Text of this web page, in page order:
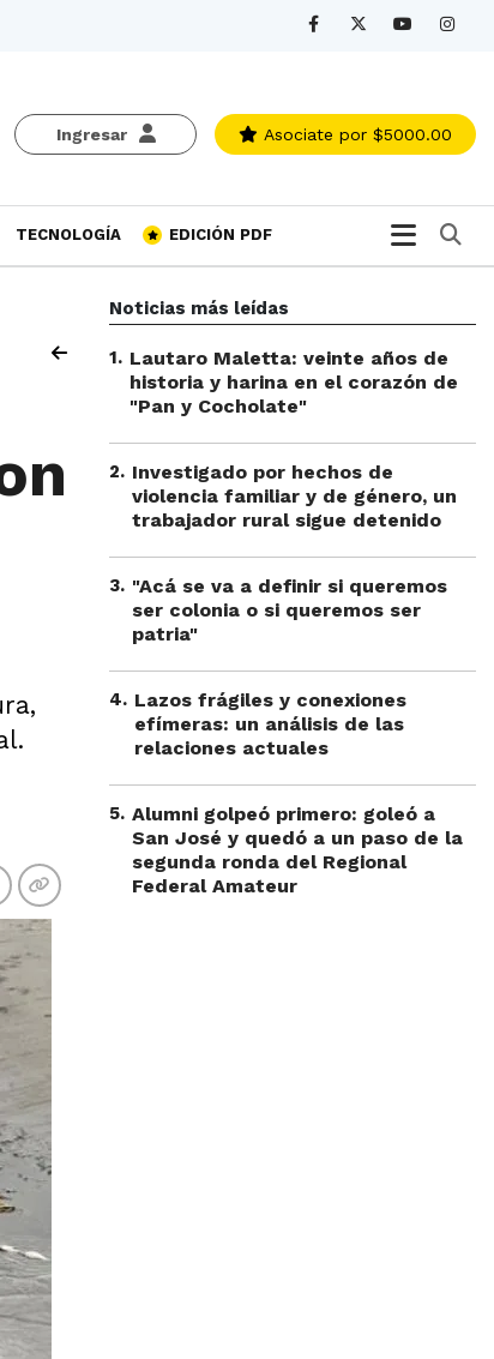
Ingresar Asociate por $5000.00
TECNOLOGÍA EDICIÓN PDF
Noticias más leídas
1. Lautaro Maletta: veinte años de
historia y harina en el corazón de
"Pan y Cocholate"
2. Investigado por hechos de
violencia familiar y de género, un
trabajador rural sigue detenido
3. "Acá se va a definir si queremos
ser colonia o si queremos ser
patria"
4. Lazos frágiles y conexiones
efímeras: un análisis de las
relaciones actuales
5. Alumni golpeó primero: goleó a
San José y quedó a un paso de la
segunda ronda del Regional
Federal Amateur